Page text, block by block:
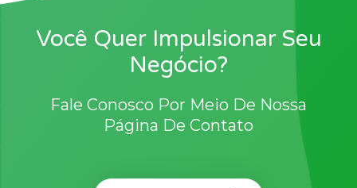
Você Quer Impulsionar Seu
Negócio?
Fale Conosco Por Meio De Nossa
Página De Contato